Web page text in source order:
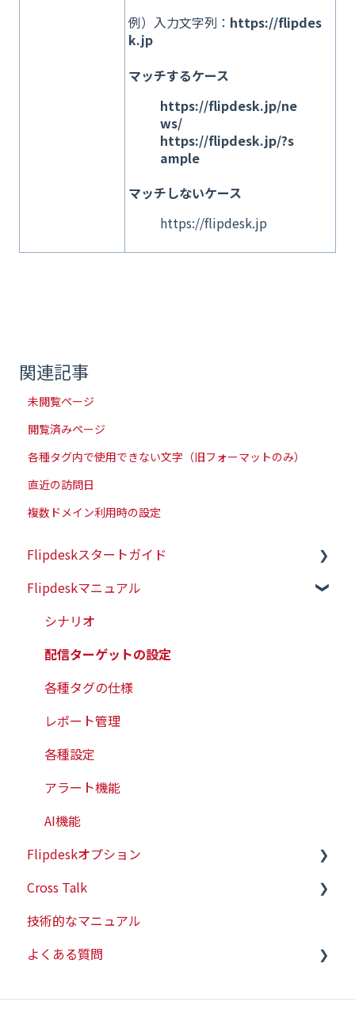
例）入力文字列： https://flipdes
k.jp
マッチするケース
https://flipdesk.jp/ne
ws/
https://flipdesk.jp/?s
ample
マッチしないケース
https://flipdesk.jp
関連記事
未閲覧ページ
閲覧済みページ
各種タグ内で使用できない文字（旧フォーマットのみ）
直近の訪問日
複数ドメイン利用時の設定
Flipdeskスタートガイド
初めての方はこちら
初期設定（タグ設置）
Flipdeskマニュアル
シナリオ
配信ターゲットの設定
各種タグの仕様
レポート管理
各種設定
アラート機能
AI機能
Flipdeskオプション
有人チャット
WEBプッシュ
会員情報連携
Cross Talk
スタートガイド
技術的なマニュアル
よくある質問